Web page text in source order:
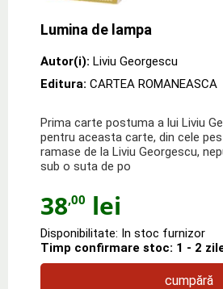
Lumina de lampa
Autor(i): Liviu Georgescu
Editura: CARTEA ROMANEASCA
Prima carte postuma a lui Liviu
pentru aceasta carte, din cele
ramase de la Liviu Georgescu,
sub o suta de po
38,00 lei
Disponibilitate: In stoc furnizor
Timp confirmare stoc: 1 - 2
cumpără